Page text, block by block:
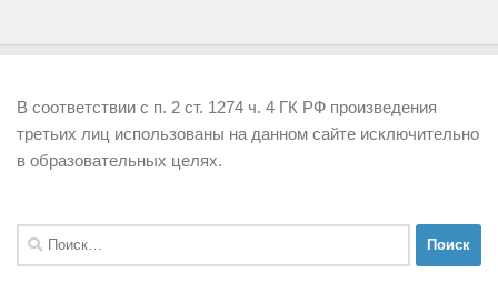
В соответствии с п. 2 ст. 1274 ч. 4 ГК РФ произведения
третьих лиц использованы на данном сайте исключительно
в образовательных целях.
Найти: